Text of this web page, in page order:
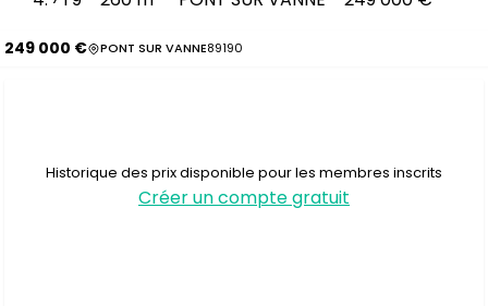
249 000 € PONT SUR VANNE89190
Historique des prix disponible pour les membres inscrits
Créer un compte gratuit